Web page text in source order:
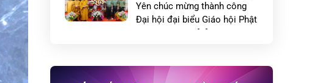
Yên chúc mừng thành công
Đại hội đại biểu Giáo hội Phật
giáo Việt Nam […]